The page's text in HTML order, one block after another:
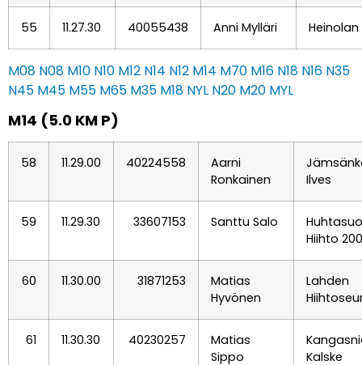
55 11.27.30 40055438 Anni Mylläri Heinolan
M08 N08 M10 N10 M12 N14 N12 M14 M70 M16 N18 N16 N35
N45 M45 M55 M65 M35 M18 NYL N20 M20 MYL
M14 (5.0 KM P)
58 11.29.00 40224558
Aarni
Ronkainen
Ilves
59 11.29.30 33607153 Santtu Salo
Hiihto
60 11.30.00 31871253
Matias
Hyvönen
Lahden
61 11.30.30 40230257
Matias
Sippo
Kalske